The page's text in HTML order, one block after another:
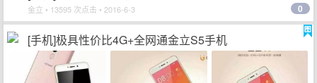
立S5
金立 • 13595 次点击 • 2016-6-3 0
[手机]极具性价比4G+全网通金立S5手机